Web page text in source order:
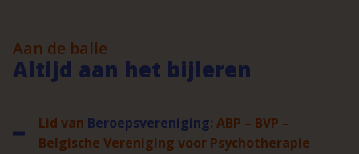
Aan de balie
Altijd aan het bijleren
Lid van Beroepsvereniging: ABP – BVP –
Belgische Vereniging voor Psychotherapie